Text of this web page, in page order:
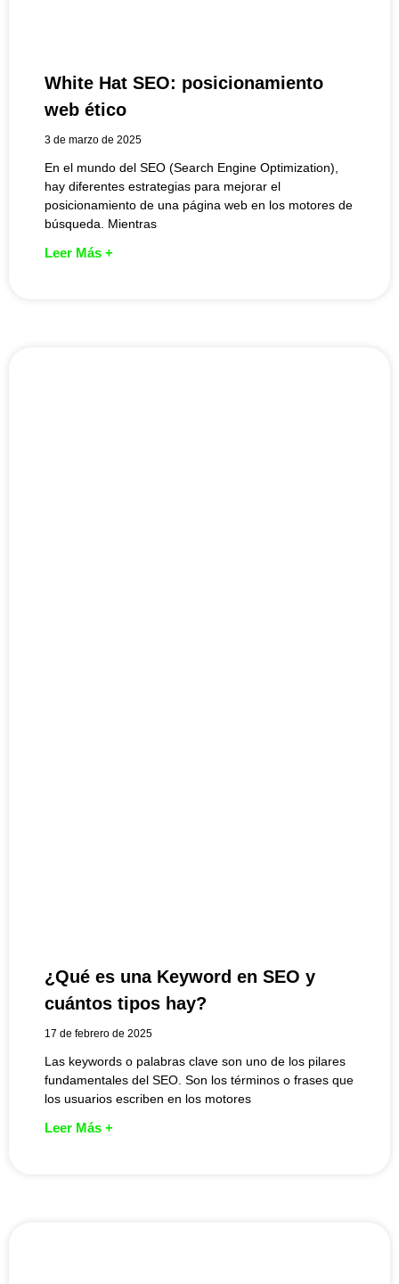
White Hat SEO: posicionamiento
web ético
3 de marzo de 2025
En el mundo del SEO (Search Engine Optimization),
hay diferentes estrategias para mejorar el
posicionamiento de una página web en los motores de
búsqueda. Mientras
Leer Más +
¿Qué es una Keyword en SEO y
cuántos tipos hay?
17 de febrero de 2025
Las keywords o palabras clave son uno de los pilares
fundamentales del SEO. Son los términos o frases que
los usuarios escriben en los motores
Leer Más +